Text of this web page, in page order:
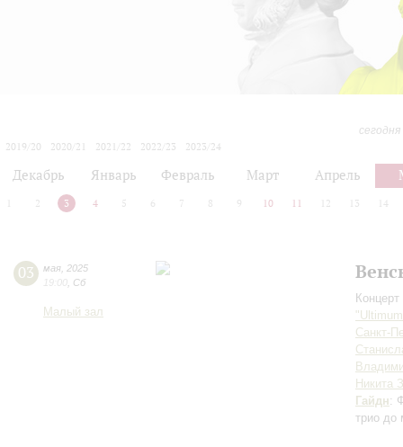
2019/20
2020/21 2021/22 2022/23
2023/24
Декабрь Январь Февраль Март Апрель
2 3 4 5 6 7 8 9 10 11 12 13 14
03 мая 2025
19:00 Сб
Малый зал
Санкт-
Никита
Гайдн:
трио до